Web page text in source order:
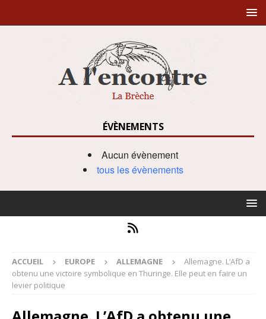
ÉVÈNEMENTS
Aucun évènement
tous les évènements
ACCUEIL EUROPE ALLEMAGNE
Allemagne. L’AfD a
obtenu une victoire symbolique en Thuringe. Elle peut en faire un
levier politique